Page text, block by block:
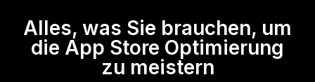
Alles, was Sie brauchen, um
die App Store Optimierung
zu meistern